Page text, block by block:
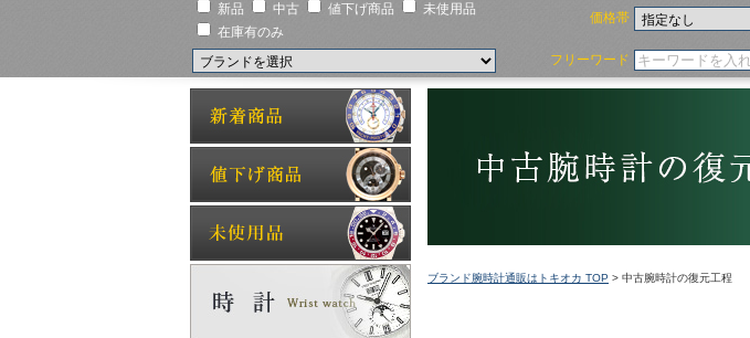
新品 中古 値下げ商品
未使用品
在庫有のみ
価格帯
フリーワード
ブランド腕時計通販はトキオカ TOP > 中古腕時計の復元工程